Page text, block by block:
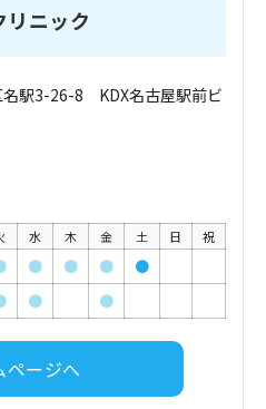
ニック
名駅3-26-8 KDX名古屋駅前ビ
水 木 金 土 日 祝
● ● ●
●
● ●
ページへ